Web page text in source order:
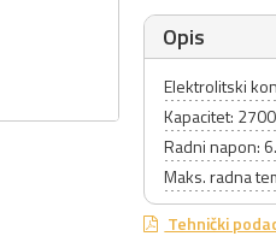
Opis
Elektrolitski
Kapacitet:
Radni napon:
Maks. radna
Tehnički